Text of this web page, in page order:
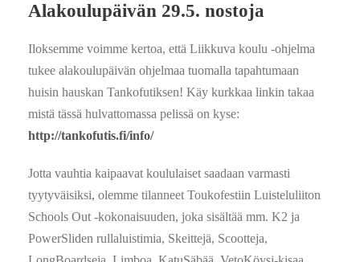
Alakoulupäivän 29.5. nostoja
Iloksemme voimme kertoa, että Liikkuva koulu -ohjelma
tukee alakoulupäivän ohjelmaa tuomalla tapahtumaan
huisin hauskan Tankofutiksen! Käy kurkkaa linkin takaa
mistä tässä hulvattomassa pelissä on kyse:
http://tankofutis.fi/info/
Jotta vauhtia kaipaavat koululaiset saadaan varmasti
tyytyväisiksi, olemme tilanneet Toukofestiin Luisteluliiton
Schools Out -kokonaisuuden, joka sisältää mm. K2 ja
PowerSliden rullaluistimia, Skeittejä, Scootteja,